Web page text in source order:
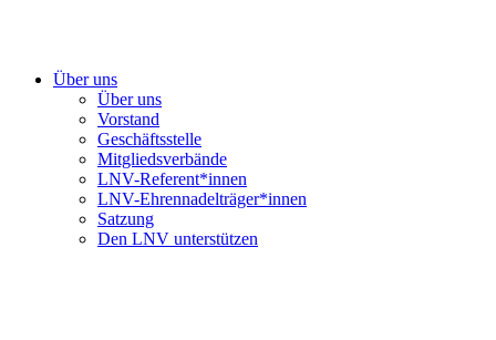
Über uns
Über uns
Vorstand
Geschäftsstelle
Mitgliedsverbände
LNV-Referent*innen
LNV-Ehrennadelträger*innen
Satzung
Den LNV unterstützen